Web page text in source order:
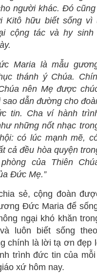
người khác. Đó
Kitô hữu biết sống vì
cộng tác và hy sinh
Maria là mẫu
thánh ý Chúa.
nên Mẹ được
sao dẫn đường cho
tin. Cha ví hành
những nốt nhạc
có lúc mạnh mẽ,
cả đều hòa quyện
của Thiên
Đức Mẹ.”
sẻ, cộng đoàn
Đức Maria để
ngại khó khăn
luôn biết sống
chính là lời tạ ơn đẹp
trình đức tin của
xứ hôm nay.